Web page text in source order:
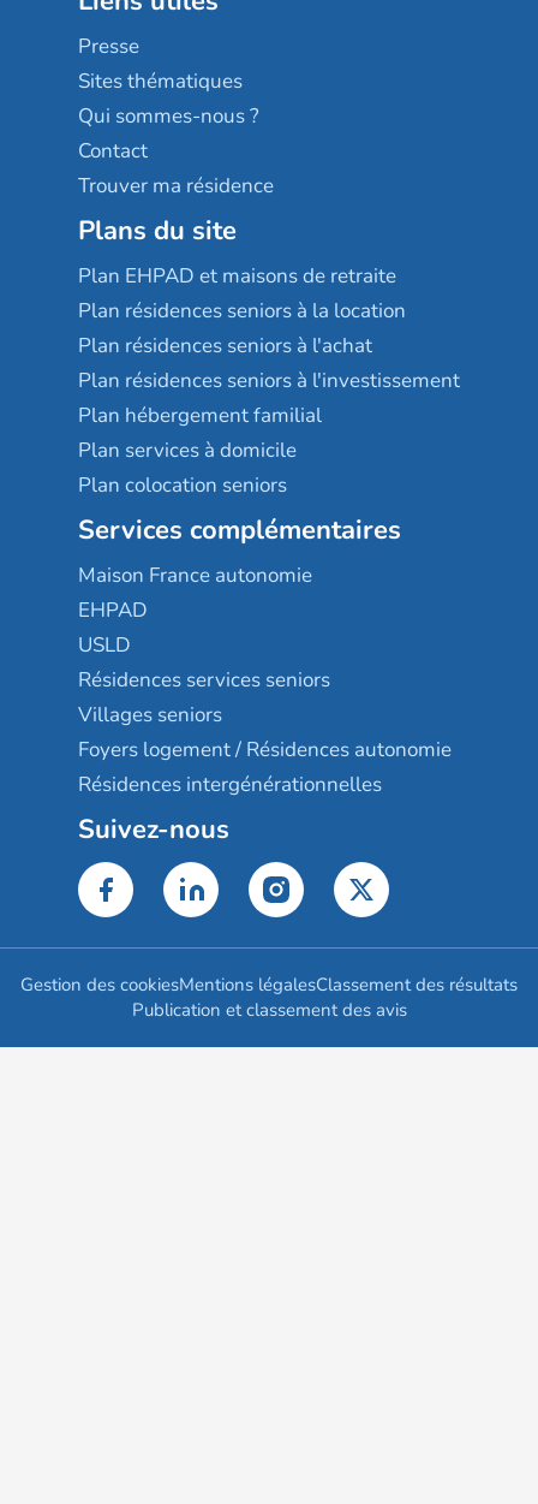
Sérénys
Résidences services Villa Médicis
Presse
Sites thématiques
Qui sommes-nous ?
Contact
Trouver ma résidence
Plans du site
Plan EHPAD et maisons de retraite
Plan résidences seniors à la location
Plan résidences seniors à l'achat
Plan résidences seniors à l'investissement
Plan hébergement familial
Plan services à domicile
Plan colocation seniors
Services complémentaires
Maison France autonomie
EHPAD
USLD
Résidences services seniors
Villages seniors
Foyers logement / Résidences autonomie
Résidences intergénérationnelles
Suivez-nous
Gestion des cookiesMentions légalesClassement des résultats
Publication et classement des avis